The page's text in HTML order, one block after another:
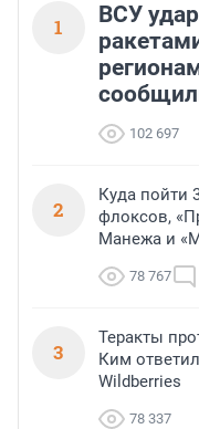
1
ВСУ
102 697
2
Куда пойти
флоксов,
Манежа и
78 767
3
Теракты
Ким
Wildberries
78 337